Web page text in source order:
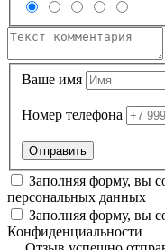
Ваше имя
Номер телефона
Заполняя форму, вы
персональных данных
Заполняя форму, вы
Конфиденциальности